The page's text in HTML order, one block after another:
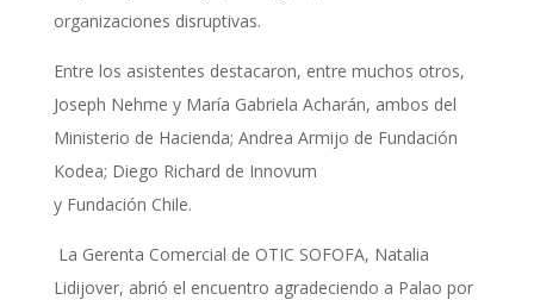
organizaciones disruptivas.
Entre los asistentes destacaron, entre muchos otros,
Joseph Nehme y María Gabriela Acharán, ambos del
Ministerio de Hacienda; Andrea Armijo de Fundación
Kodea; Diego Richard de Innovum
y Fundación Chile.
La Gerenta Comercial de OTIC SOFOFA, Natalia
Lidijover, abrió el encuentro agradeciendo a Palao por